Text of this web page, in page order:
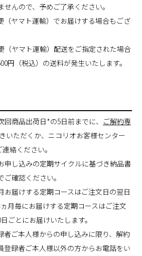
んので、予めご了承ください。
（ヤマト運輸）でお届けする場合もござ
（ヤマト運輸）配送をご指定された場合
円（税込）の送料が発生いたします。
商品出荷日*の5日前までに、 ご解約専
いただくか、ニコリオお客様センター
絡ください。
し込みの定期サイクルに基づき納品書
確認ください。
届けする定期コースはご注文日の翌日
月毎にお届けする定期コースはご注文
ごとにお届けいたします。
ご本人様からの申し込みに限り、解約
登録者ご本人様以外の方からお電話をい